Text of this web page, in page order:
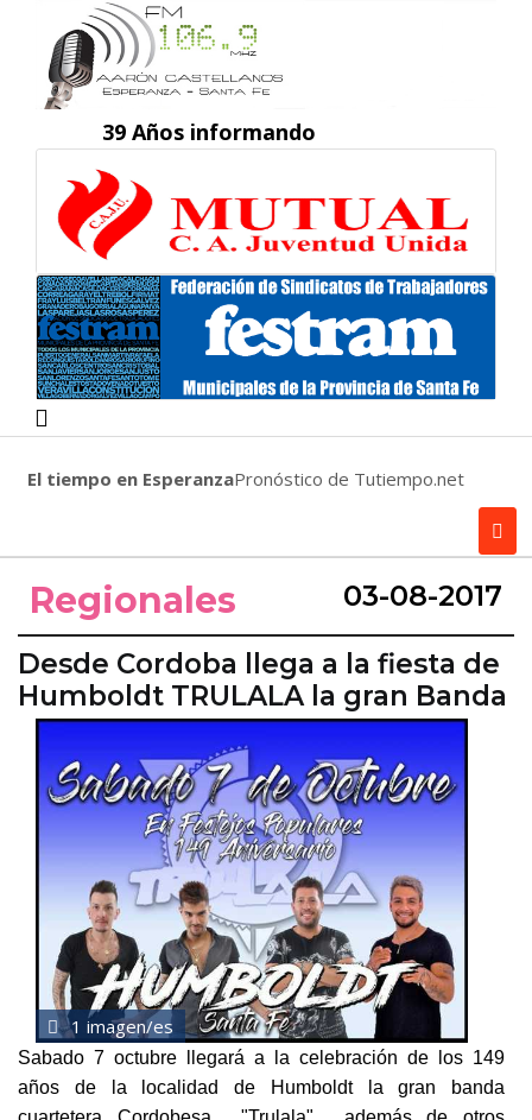
39 Años informando
El tiempo en EsperanzaPronóstico de Tutiempo.net
Regionales 03-08-2017
Desde Cordoba llega a la fiesta de
Humboldt TRULALA la gran Banda
1 imagen/es
Sabado 7 octubre llegará a la celebración de los 149
años de la localidad de Humboldt la gran banda